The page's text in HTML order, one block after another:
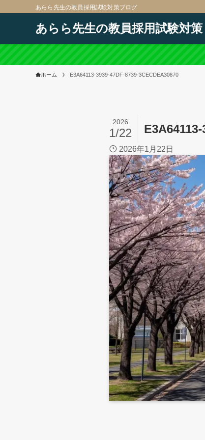
あらら先生の教員採用試験対策ブログ
あらら先生の教員採用試験対策
ホーム E3A64113-3939-47DF-8739-3CECDEA30870
2026
1/22
2026年1月22日